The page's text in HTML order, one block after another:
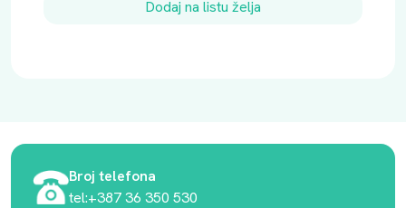
Dodaj na listu želja
Broj telefona
tel:+387 36 350 530